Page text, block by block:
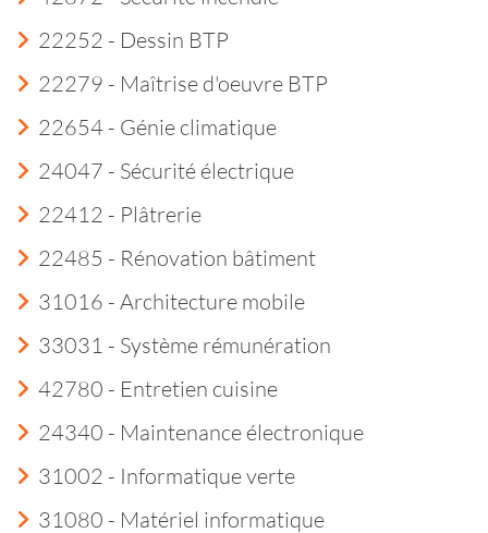
22252 - Dessin BTP
22279 - Maîtrise d'oeuvre BTP
22654 - Génie climatique
24047 - Sécurité électrique
22412 - Plâtrerie
22485 - Rénovation bâtiment
31016 - Architecture mobile
33031 - Système rémunération
42780 - Entretien cuisine
24340 - Maintenance électronique
31002 - Informatique verte
31080 - Matériel informatique